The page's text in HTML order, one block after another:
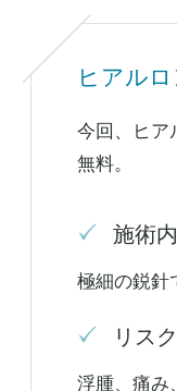
ヒアル
今回、ヒア
無料。
施術
極細の鋭針
リス
浮腫、痛み